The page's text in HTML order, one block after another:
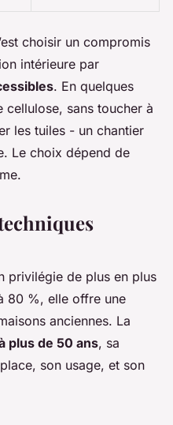
choisir un compromis
intérieure par
. En quelques
sans toucher à
les tuiles - un chantier
Le choix dépend de
privilégie de plus en plus
80 %, elle offre une
anciennes. La
plus de 50 ans, sa
son usage, et son